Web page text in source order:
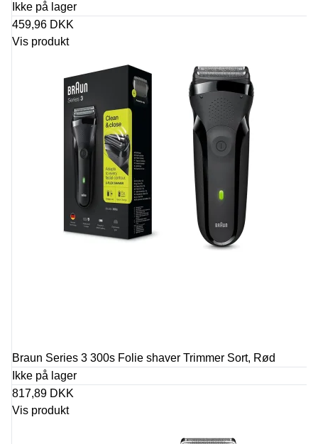
Ikke på lager
459,96 DKK
Vis produkt
Braun Series 3 300s Folie shaver Trimmer Sort, Rød
Ikke på lager
817,89 DKK
Vis produkt